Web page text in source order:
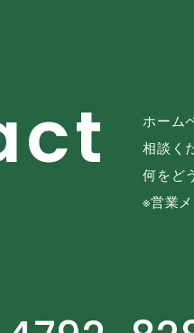
ct
ホーム
相談く
何をど
※営業